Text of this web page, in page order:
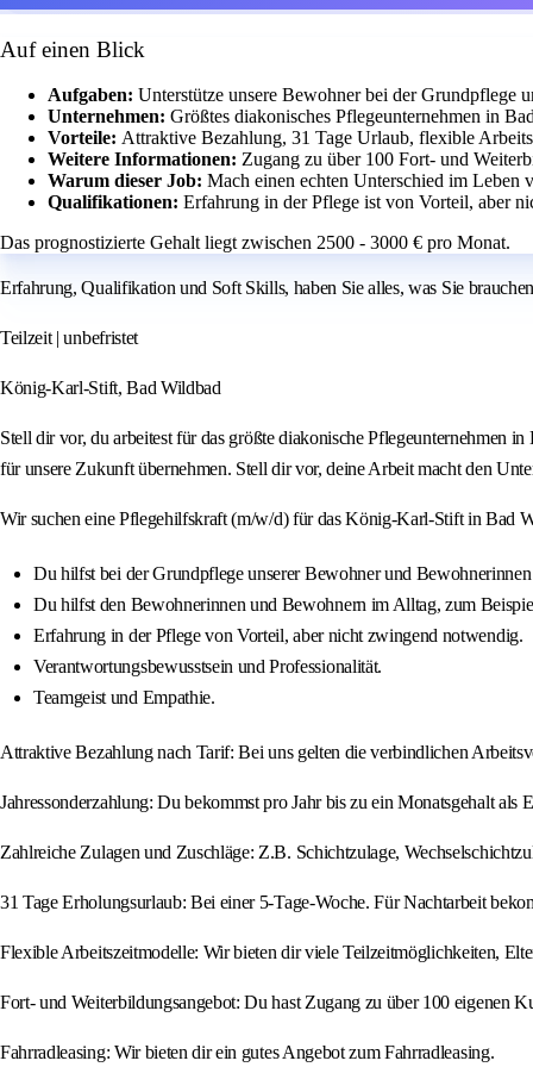
Auf einen Blick
Aufgaben: Unterstütze unsere Bewohner bei der Grundpflege
Unternehmen: Größtes diakonisches Pflegeunternehmen in
Vorteile: Attraktive Bezahlung, 31 Tage Urlaub, flexible
Weitere Informationen: Zugang zu über 100 Fort- und
Warum dieser Job: Mach einen echten Unterschied im Leben
Qualifikationen: Erfahrung in der Pflege ist von Vorteil, aber
Das prognostizierte Gehalt liegt zwischen 2500 - 3000 € pro Monat.
Erfahrung, Qualifikation und Soft Skills, haben Sie alles, was Sie
Teilzeit | unbefristet
König-Karl-Stift, Bad Wildbad
Stell dir vor, du arbeitest für das größte diakonische Pflegeunternehmen
für unsere Zukunft übernehmen. Stell dir vor, deine Arbeit macht den
Wir suchen eine Pflegehilfskraft (m/w/d) für das König-Karl-Stift in Bad
Du hilfst bei der Grundpflege unserer Bewohner und
Du hilfst den Bewohnerinnen und Bewohnern im Alltag, zum
Erfahrung in der Pflege von Vorteil, aber nicht zwingend notwendig.
Verantwortungsbewusstsein und Professionalität.
Teamgeist und Empathie.
Attraktive Bezahlung nach Tarif: Bei uns gelten die verbindlichen
Jahressonderzahlung: Du bekommst pro Jahr bis zu ein Monatsgehalt als
Zahlreiche Zulagen und Zuschläge: Z.B. Schichtzulage,
31 Tage Erholungsurlaub: Bei einer 5-Tage-Woche. Für Nachtarbeit
Flexible Arbeitszeitmodelle: Wir bieten dir viele Teilzeitmöglichkeiten,
Fort- und Weiterbildungsangebot: Du hast Zugang zu über 100 eigenen
Fahrradleasing: Wir bieten dir ein gutes Angebot zum Fahrradleasing.